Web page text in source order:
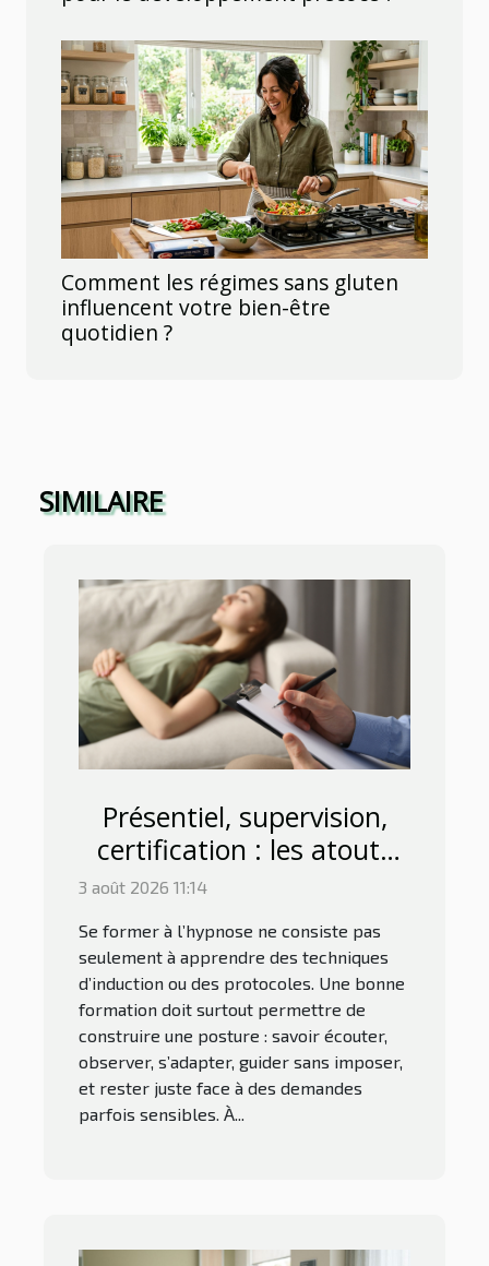
Comment les régimes sans gluten
influencent votre bien-être
quotidien ?
SIMILAIRE
Présentiel, supervision,
certification : les atouts
d'une bonne formation à
l'hypnose à Avignon
3 août 2026 11:14
Se former à l’hypnose ne consiste pas
seulement à apprendre des techniques
d’induction ou des protocoles. Une bonne
formation doit surtout permettre de
construire une posture : savoir écouter,
observer, s’adapter, guider sans imposer,
et rester juste face à des demandes
parfois sensibles. À...